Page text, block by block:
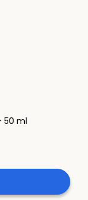
50 ml